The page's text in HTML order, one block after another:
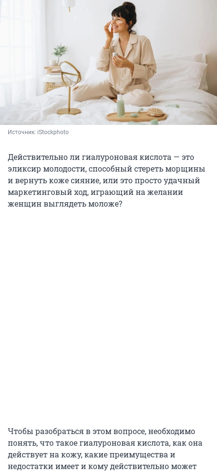
Источник: iStockphoto
Действительно ли гиалуроновая кислота — это
эликсир молодости, способный стереть морщины
и вернуть коже сияние, или это просто удачный
маркетинговый ход, играющий на желании
женщин выглядеть моложе?
Чтобы разобраться в этом вопросе, необходимо
понять, что такое гиалуроновая кислота, как она
действует на кожу, какие преимущества и
недостатки имеет и кому действительно может